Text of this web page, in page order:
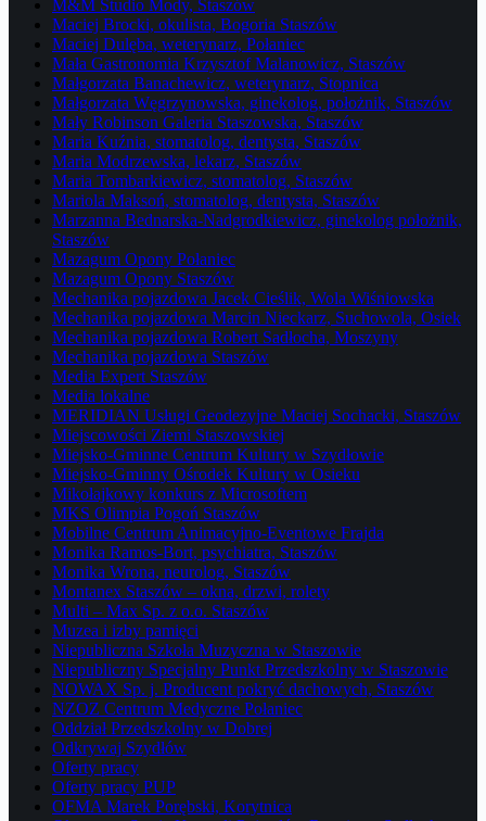
M&M Studio Mody, Staszów
Maciej Brocki, okulista, Bogoria Staszów
Maciej Dulęba, weterynarz, Połaniec
Mała Gastronomia Krzysztof Malanowicz, Staszów
Małgorzata Banachewicz, weterynarz, Stopnica
Małgorzata Węgrzynowska, ginekolog, położnik, Staszów
Mały Robinson Galeria Staszowska, Staszów
Maria Kuźnia, stomatolog, dentysta, Staszów
Maria Modrzewska, lekarz, Staszów
Maria Tombarkiewicz, stomatolog, Staszów
Mariola Maksoń, stomatolog, dentysta, Staszów
Marzanna Bednarska-Nadgrodkiewicz, ginekolog położnik,
Staszów
Mazagum Opony Połaniec
Mazagum Opony Staszów
Mechanika pojazdowa Jacek Cieślik, Wola Wiśniowska
Mechanika pojazdowa Marcin Nieckarz, Suchowola, Osiek
Mechanika pojazdowa Robert Sadłocha, Moszyny
Mechanika pojazdowa Staszów
Media Expert Staszów
Media lokalne
MERIDIAN Usługi Geodezyjne Maciej Sochacki, Staszów
Miejscowości Ziemi Staszowskiej
Miejsko-Gminne Centrum Kultury w Szydłowie
Miejsko-Gminny Ośrodek Kultury w Osieku
Mikołajkowy konkurs z Microsoftem
MKS Olimpia Pogoń Staszów
Mobilne Centrum Animacyjno-Eventowe Frajda
Monika Ramos-Bort, psychiatra, Staszów
Monika Wrona, neurolog, Staszów
Montanex Staszów – okna, drzwi, rolety
Multi – Max Sp. z o.o. Staszów
Muzea i izby pamięci
Niepubliczna Szkoła Muzyczna w Staszowie
Niepubliczny Specjalny Punkt Przedszkolny w Staszowie
NOWAX Sp. j. Producent pokryć dachowych, Staszów
NZOZ Centrum Medyczne Połaniec
Oddział Przedszkolny w Dobrej
Odkrywaj Szydłów
Oferty pracy
Oferty pracy PUP
OFMA Marek Porębski, Korytnica